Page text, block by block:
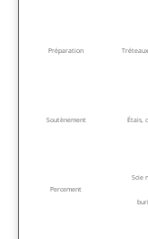
Préparation
Soutènement Étais,
Percement
Scie